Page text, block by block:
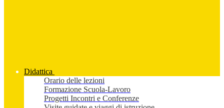
Didattica
Orario delle lezioni
Formazione Scuola-Lavoro
Progetti Incontri e Conferenze